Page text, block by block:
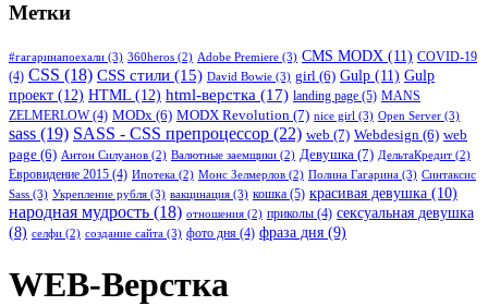
Метки
#гагаринапоехали (3) 360heros (2) Adobe Premiere (3) CMS MODX (11) COVID-19
(4) CSS (18) CSS стили (15) David Bowie (3) girl (6) Gulp (11) Gulp
проект (12) HTML (12) html-верстка (17) landing page (5) MANS
ZELMERLOW(4) MODx (6) MODX Revolution (7) nice girl (3) Open Server (3)
sass (19) SASS - CSS препроцессор (22) web (7) Webdesign (6) web
page (6) Антон Силуанов (2) Валютные заемщики (2) Девушка (7) ДельтаКредит (2)
Евровидение 2015 (4) Ипотека (2) Монс Зелмерлов (2) Полина Гагарина (3) Синтаксис
Sass (3) Укрепление рубля (3) вакцинация (3) кошка (5) красивая девушка (10)
народная мудрость (18) отношения (2) приколы (4) сексуальная девушка
(8) селфи (2) создание сайта (3) фото дня (4) фраза дня (9)
WEB-Верстка